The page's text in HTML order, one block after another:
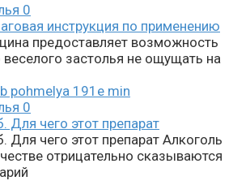
0
инструкция по применению
предоставляет возможность
застолья не ощущать на
0
Для чего этот препарат
Для чего этот препарат Алкоголь
отрицательно сказываются